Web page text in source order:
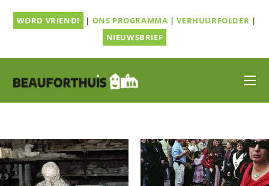
naarWORD VRIEND! | ONS PROGRAMMA |VERHUURFOLDER |
NIEUWSBRIEF